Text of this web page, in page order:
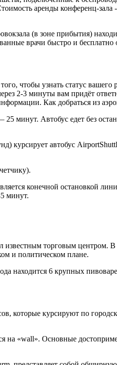
аренды конференц-зала
(в зоне прибытия)
врачи быстро и
чтобы узнать статус
2-3 минуты вам придёт
Как добраться из
минут. Автобус едет без
курсирует автобус
конечной остановкой
минут.
известным торговым центром.
и политическом плане.
находится 6 крупных
которые курсируют по
на «wall». Основные